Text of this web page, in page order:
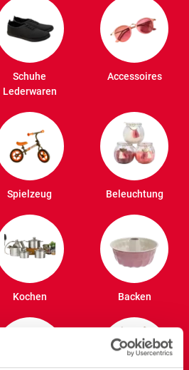
Schuhe
Lederwaren
Accessoires
Spielzeug Beleuchtung
Kochen Backen